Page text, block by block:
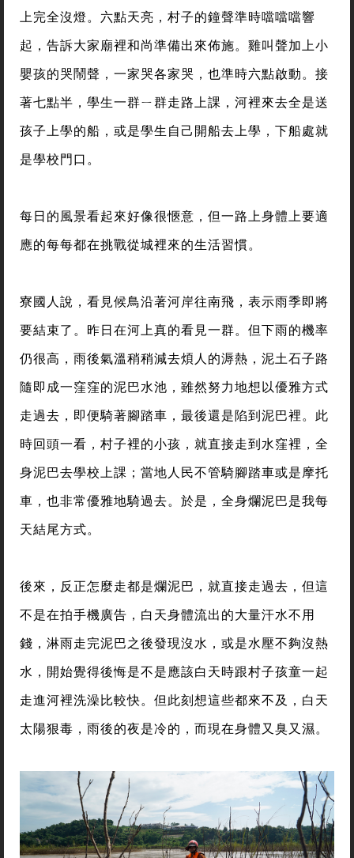
上完全沒燈。六點天亮，村子的鐘聲準時噹噹噹響
起，告訴大家廟裡和尚準備出來佈施。雞叫聲加上小
嬰孩的哭鬧聲，一家哭各家哭，也準時六點啟動。接
著七點半，學生一群ㄧ群走路上課，河裡來去全是送
孩子上學的船，或是學生自己開船去上學，下船處就
是學校門口。
每日的風景看起來好像很愜意，但一路上身體上要適
應的每每都在挑戰從城裡來的生活習慣。
寮國人說，看見候鳥沿著河岸往南飛，表示雨季即將
要結束了。昨日在河上真的看見一群。但下雨的機率
仍很高，雨後氣溫稍稍減去煩人的溽熱，泥土石子路
隨即成一窪窪的泥巴水池，雖然努力地想以優雅方式
走過去，即便騎著腳踏車，最後還是陷到泥巴裡。此
時回頭一看，村子裡的小孩，就直接走到水窪裡，全
身泥巴去學校上課；當地人民不管騎腳踏車或是摩托
車，也非常優雅地騎過去。於是，全身爛泥巴是我每
天結尾方式。
後來，反正怎麼走都是爛泥巴，就直接走過去，但這
不是在拍手機廣告，白天身體流出的大量汗水不用
錢，淋雨走完泥巴之後發現沒水，或是水壓不夠沒熱
水，開始覺得後悔是不是應該白天時跟村子孩童一起
走進河裡洗澡比較快。但此刻想這些都來不及，白天
太陽狠毒，雨後的夜是冷的，而現在身體又臭又濕。